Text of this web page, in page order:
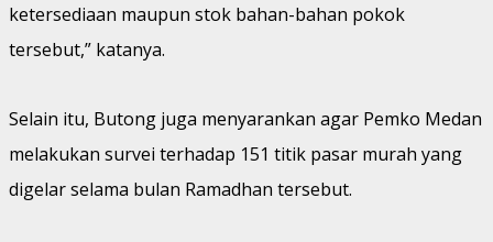
ketersediaan maupun stok bahan-bahan pokok
tersebut,” katanya.
Selain itu, Butong juga menyarankan agar Pemko Medan
melakukan survei terhadap 151 titik pasar murah yang
digelar selama bulan Ramadhan tersebut.